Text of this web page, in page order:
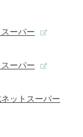
ーパー
ーパー
ットスーパー